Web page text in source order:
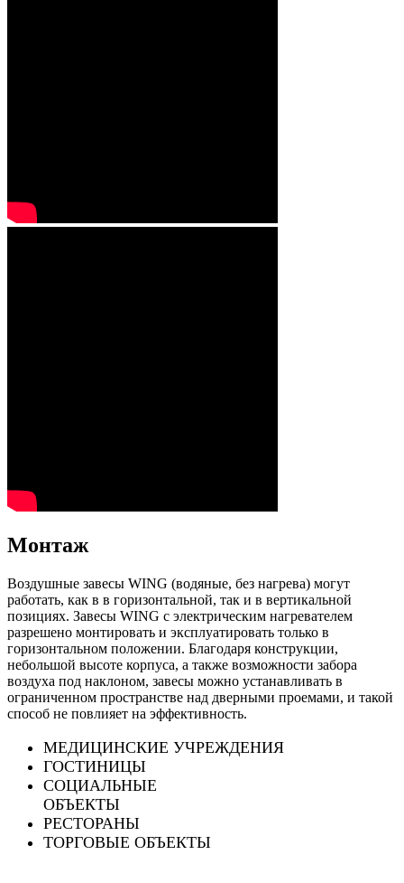
Монтаж
Воздушные завесы WING (водяные, без нагрева) могут
работать, как в в горизонтальной, так и в вертикальной
позициях. Завесы WING c электрическим нагревателем
разрешено монтировать и эксплуатировать только в
горизонтальном положении. Благодаря конструкции,
небольшой высоте корпуса, а также возможности забора
воздуха под наклоном, завесы можно устанавливать в
ограниченном пространстве над дверными проемами, и такой
способ не повлияет на эффективность.
МЕДИЦИНСКИЕ УЧРЕЖДЕНИЯ
ГОСТИНИЦЫ
СОЦИАЛЬНЫЕ
ОБЪЕКТЫ
РЕСТОРАНЫ
ТОРГОВЫЕ ОБЪЕКТЫ